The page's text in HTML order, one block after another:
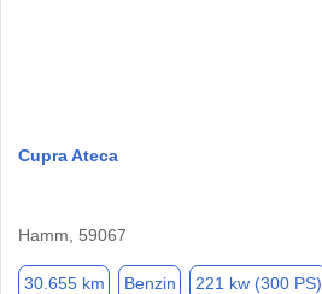
Cupra Ateca
Hamm, 59067
30.655 km Benzin 221 kw (300 PS)